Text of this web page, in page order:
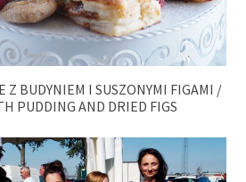
Z BUDYNIEM I SUSZONYMI FIGAMI /
PUDDING AND DRIED FIGS